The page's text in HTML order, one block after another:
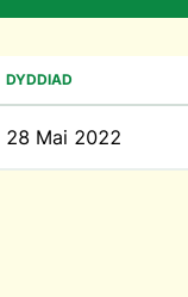
DYDDIAD
28 Mai 2022